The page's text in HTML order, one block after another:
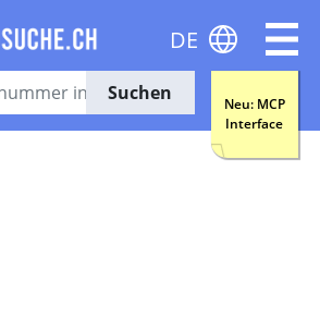
Suchen
Neu: MCP
Interface
DE